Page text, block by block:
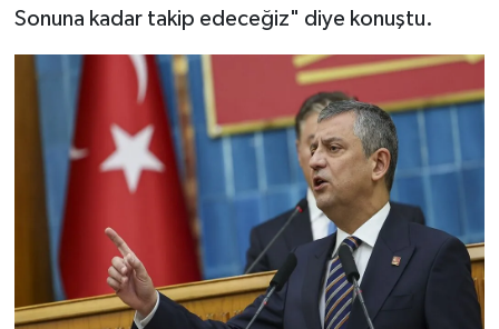
Sonuna kadar takip edeceğiz" diye konuştu.